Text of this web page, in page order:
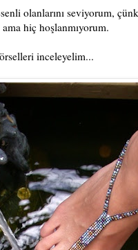
olanlarını seviyorum,
hiç hoşlanmıyorum.
inceleyelim...